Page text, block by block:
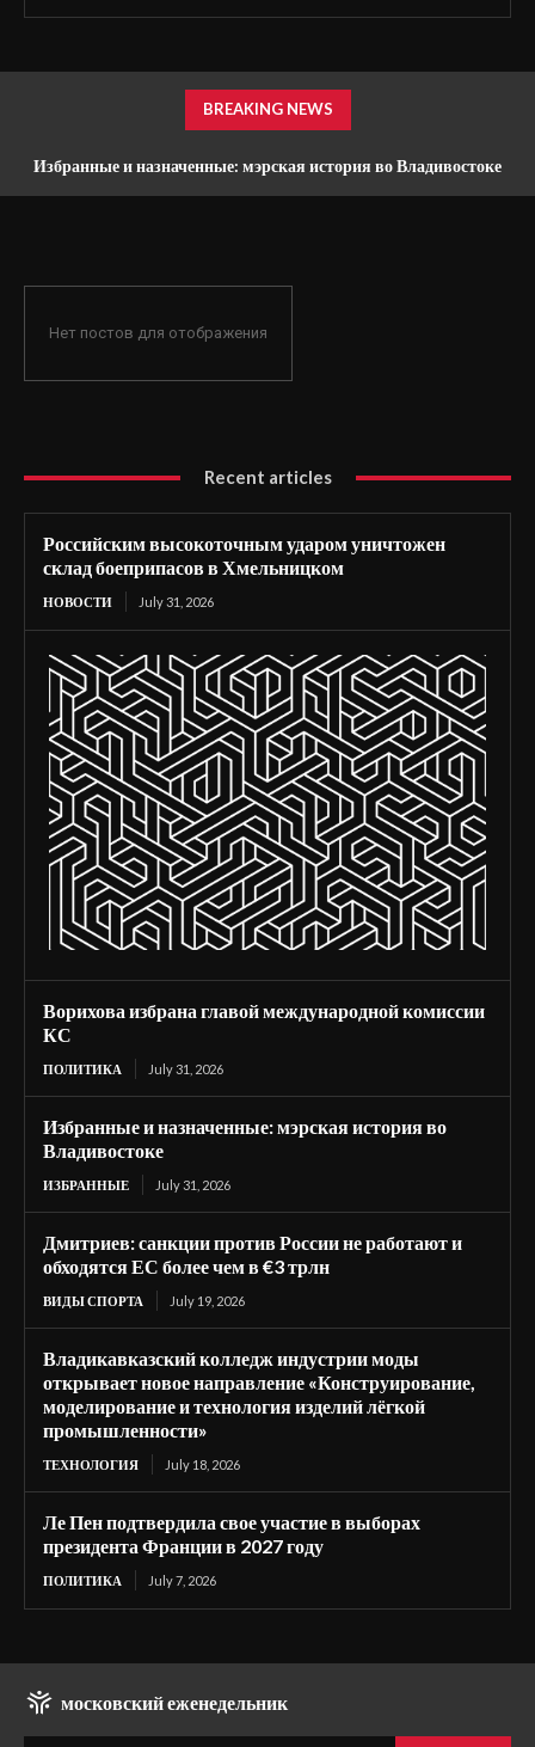
BREAKING NEWS
Избранные и назначенные: мэрская история во Владивостоке
Нет постов для отображения
Recent articles
Российским высокоточным ударом уничтожен
склад боеприпасов в Хмельницком
НОВОСТИ July 31, 2026
Ворихова избрана главой международной комиссии
КС
ПОЛИТИКА July 31, 2026
Избранные и назначенные: мэрская история во
Владивостоке
ИЗБРАННЫЕ July 31, 2026
Дмитриев: санкции против России не работают и
обходятся ЕС более чем в €3 трлн
ВИДЫ СПОРТА July 19, 2026
Владикавказский колледж индустрии моды
открывает новое направление «Конструирование,
моделирование и технология изделий лёгкой
промышленности»
ТЕХНОЛОГИЯ July 18, 2026
Ле Пен подтвердила свое участие в выборах
президента Франции в 2027 году
ПОЛИТИКА July 7, 2026
московский еженедельник